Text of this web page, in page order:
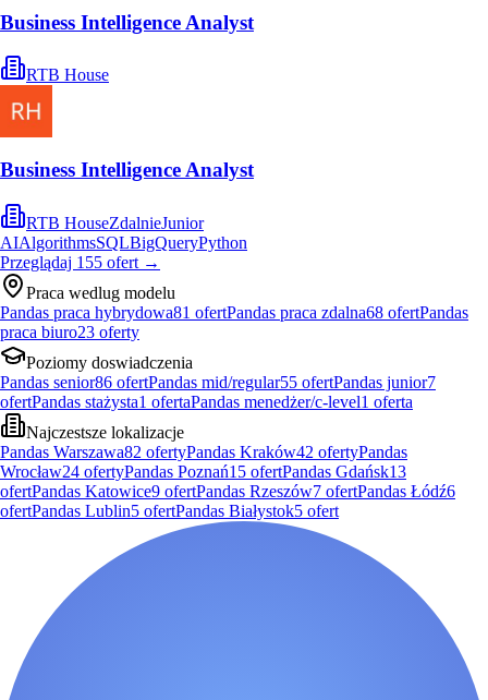
Business Intelligence Analyst
RTB House
Business Intelligence Analyst
RTB HouseZdalnieJunior
AIAlgorithmsSQLBigQueryPython
Przeglądaj 155 ofert →
Praca wedlug modelu
Pandas praca hybrydowa81 ofertPandas praca zdalna68 ofertPandas
praca biuro23 oferty
Poziomy doswiadczenia
Pandas senior86 ofertPandas mid/regular55 ofertPandas junior7
ofertPandas stażysta1 ofertaPandas menedżer/c-level1 oferta
Najczestsze lokalizacje
Pandas Warszawa82 ofertyPandas Kraków42 ofertyPandas
Wrocław24 ofertyPandas Poznań15 ofertPandas Gdańsk13
ofertPandas Katowice9 ofertPandas Rzeszów7 ofertPandas Łódź6
ofertPandas Lublin5 ofertPandas Białystok5 ofert